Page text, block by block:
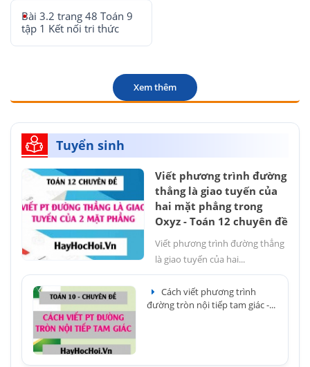
Bài 3.2 trang 48 Toán 9
tập 1 Kết nối tri thức
Xem thêm
Tuyển sinh
Viết phương trình đường
thẳng là giao tuyến của
hai mặt phẳng trong
Oxyz - Toán 12 chuyên đề
Viết phương trình đường thẳng
là giao tuyến của hai...
Cách viết phương trình
đường tròn nội tiếp tam giác -...